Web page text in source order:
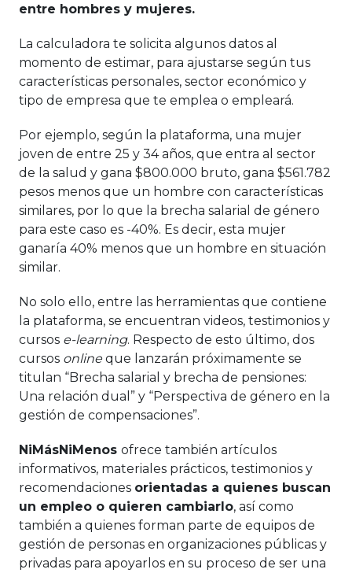
entre hombres y mujeres.
La calculadora te solicita algunos datos al
momento de estimar, para ajustarse según tus
características personales, sector económico y
tipo de empresa que te emplea o empleará.
Por ejemplo, según la plataforma, una mujer
joven de entre 25 y 34 años, que entra al sector
de la salud y gana $800.000 bruto, gana $561.782
pesos menos que un hombre con características
similares, por lo que la brecha salarial de género
para este caso es -40%. Es decir, esta mujer
ganaría 40% menos que un hombre en situación
similar.
No solo ello, entre las herramientas que contiene
la plataforma, se encuentran videos, testimonios y
cursos e-learning. Respecto de esto último, dos
cursos onlineque lanzarán próximamente se
titulan “Brecha salarial y brecha de pensiones:
Una relación dual” y “Perspectiva de género en la
gestión de compensaciones”.
NiMásNiMenos ofrece también artículos
informativos, materiales prácticos, testimonios y
recomendaciones orientadas a quienes buscan
un empleo o quieren cambiarlo, así como
también a quienes forman parte de equipos de
gestión de personas en organizaciones públicas y
privadas para apoyarlos en su proceso de ser una